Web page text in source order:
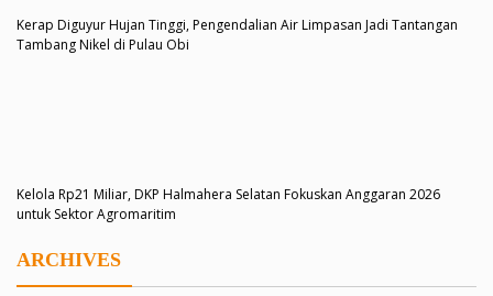
Kerap Diguyur Hujan Tinggi, Pengendalian Air Limpasan Jadi Tantangan
Tambang Nikel di Pulau Obi
Kelola Rp21 Miliar, DKP Halmahera Selatan Fokuskan Anggaran 2026
untuk Sektor Agromaritim
ARCHIVES